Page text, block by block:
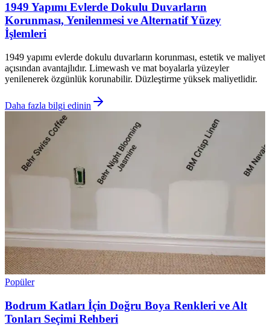
1949 Yapımı Evlerde Dokulu Duvarların
Korunması, Yenilenmesi ve Alternatif Yüzey
İşlemleri
1949 yapımı evlerde dokulu duvarların korunması, estetik ve maliyet
açısından avantajlıdır. Limewash ve mat boyalarla yüzeyler
yenilenerek özgünlük korunabilir. Düzleştirme yüksek maliyetlidir.
Daha fazla bilgi edinin
Popüler
Bodrum Katları İçin Doğru Boya Renkleri ve Alt
Tonları Seçimi Rehberi